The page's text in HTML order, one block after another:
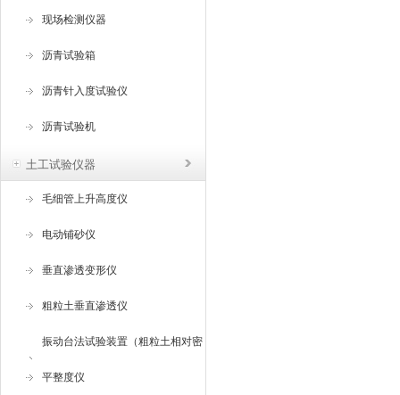
现场检测仪器
沥青试验箱
沥青针入度试验仪
沥青试验机
土工试验仪器
毛细管上升高度仪
电动铺砂仪
垂直渗透变形仪
粗粒土垂直渗透仪
振动台法试验装置（粗粒土相对密
度试验仪 ）
平整度仪